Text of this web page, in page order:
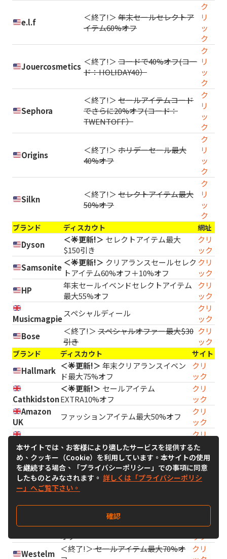
e.l.f ＜終了!＞年末セールセレクトア
イテム60%オフ
ク
リ
ッ
ク
Jouercosmetics ＜終了!＞コードで40%オフ(コー
ド：HOLIDAY40）
ク
リ
ッ
ク
Sephora
＜終了!＞セールアイテムコード
でさらに20%オフ(コード：
TWENTOFF）
ク
リ
ッ
ク
Origins ＜終了!＞ホリデーセール最大
40%オフ
ク
リ
ッ
ク
Silkn ＜終了!＞セレクトアイテム最大
50%オフ
ク
リ
ッ
ク
ブランド ディスカウト 網址
Dyson ＜🌟更新!＞ セレクトアイテム最大
$150引き
クリ
ック
Samsonite＜🌟更新!＞ クリアランスセールセレク
トアイテム60%オフ＋10%オフ
クリ
ック
HP
年末セールイベンドセレクトアイテム
最大55%オフ
クリ
ック
Musicmagpie
スペシャルディール
クリ
ック
Bose
＜終了!＞スペシャルオファー最大$30
引き
クリ
ック
ブランド ディスカウト サイト
Hallmark ＜🌟更新!＞年末クリアランスイベン
ド最大75%オフ
クリ
ック
Cathkidston
＜🌟更新!＞ セールアイテム
EXTRA10%オフ
クリ
ック
Amazon
UK
ファッションアイテム最大50%オフ
クリ
ック
Johnlewis
クリアランススペシャルディール
クリ
ック
Target
セレクトアイテム25%オフ
クリ
ック
Lauraashley
ウィンターセール最大50%オフ
クリ
Amazon
＜終了!＞年末スペシャルディール
クリ
＜終了!＞年末クリアランス最大50%
オフ
クリ
ック
Westelm ＜終了!＞セールアイテム最大70%オ
クリ
本サイトでは、お客様により適したサービスを提供するた
め、クッキー（Cookie）を利用しています。本サイトの使用
を継続する場合、「プライバシーポリシー」での事項に同意
したものとみなされます。 詳しくは「プライバシーポリシ
ー」へご覧下さい。
確認